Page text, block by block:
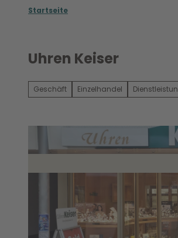
Startseite
Uhren Keiser
Geschäft Einzelhandel